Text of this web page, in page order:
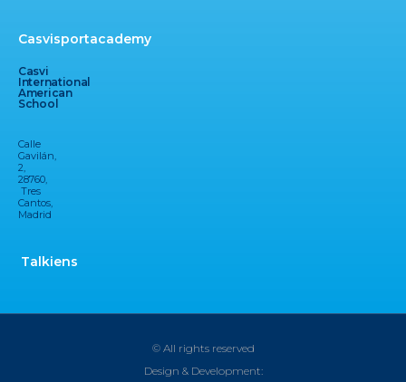
Casvisportacademy
Casvi
International
American
School
Calle
Gavilán,
2,
28760,
Tres
Cantos,
Madrid
Talkiens
© All rights reserved
Design & Development: